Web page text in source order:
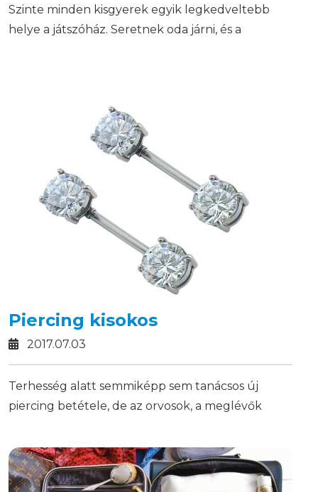
Szinte minden kisgyerek egyik legkedveltebb
helye a játszóház. Seretnek oda járni, és a
Piercing kisokos
2017.07.03
Terhesség alatt semmiképp sem tanácsos új
piercing betétele, de az orvosok, a meglévők
test miatti gyulladás, valamint az allergiás
reakciók esélye nagyobb.